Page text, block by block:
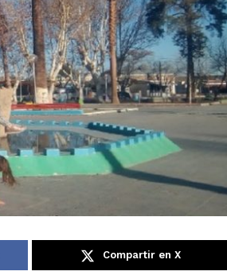
Compartir en X